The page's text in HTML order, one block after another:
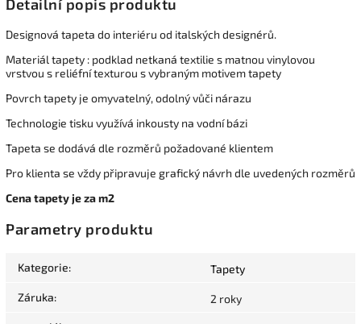
Detailní popis produktu
Designová tapeta do interiéru od italských designérů.
Materiál tapety : podklad netkaná textilie s matnou vinylovou
vrstvou s reliéfní texturou s vybraným motivem tapety
Povrch tapety je omyvatelný, odolný vůči nárazu
Technologie tisku využívá inkousty na vodní bázi
Tapeta se dodává dle rozměrů požadované klientem
Pro klienta se vždy připravuje grafický návrh dle uvedených rozměrů
Cena tapety je za m2
Parametry produktu
Kategorie: Tapety
Záruka: 2 roky